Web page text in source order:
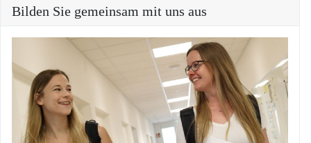
Bilden Sie gemeinsam mit uns aus